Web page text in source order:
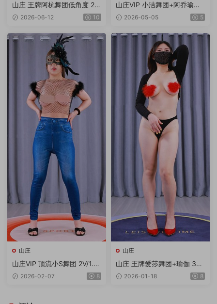
山庄 王牌阿杭舞团低角度 2V/
1.92G2026-06-12 10
山庄VIP 小洁舞团+阿乔瑜伽
合集 6V/6.99G/4K
2026-05-05 5
山庄
山庄VIP 顶流小S舞团 2V/1.7
3G/4K
2026-02-07 8
山庄
山庄 王牌爱莎舞团+瑜伽 3V
2.44G2026-01-18 8